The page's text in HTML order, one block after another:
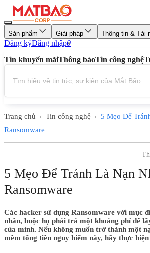
Sản phẩm Giải pháp Thông tin & Tài
Đăng kýĐăng nhập0
Tin khuyến mãiThông báoTin công nghệ
Trang chủ › Tin công nghệ › 5 Mẹo Để
Ransomware
5 Mẹo Để Tránh Là Nạn
Ransomware
Các hacker sử dụng Ransomware với mục
nhân, buộc họ phải trả một khoảng phí để
của mình. Nếu không muốn trở thành một
mềm tống tiền nguy hiểm này, hãy thực hiện